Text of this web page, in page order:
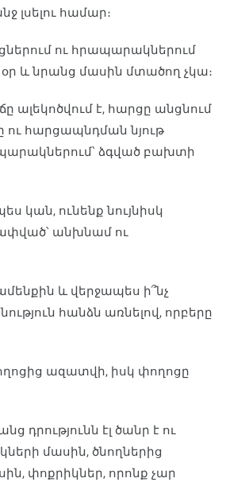
լսելու համար։
ու հրապարակներում
օր և նրանց մասին մտածող չկա։
ալեկոծվում է, հարցը անցնում
ու հարցապնդման նյութ
ձգված բախտի
կան, ունենք նույնիսկ
անխնամ ու
և վերջապես ի՞նչ
հանձն առնելով, որբերը
ազատվի, իսկ փողոցը
դրությունն էլ ծանր է ու
մասին, ծնողներից
փոքրիկներ, որոնք չար